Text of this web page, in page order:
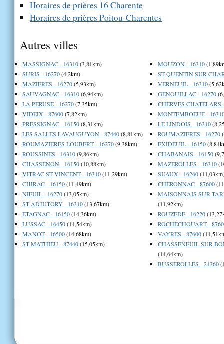
Horaires de prières 16 Charente
Horaires de prières Poitou-Charentes
Autres villes
MASSIGNAC - 16310(3,81km)
SURIS - 16270(4,2km)
MAZIERES - 16270(5,93km)
SAUVAGNAC - 16310(6,94km)
LA PERUSE - 16270(7,35km)
VIDEIX - 87600(7,82km)
PRESSIGNAC - 16150(8,31km)
LES SALLES LAVAUGUYON - 87440(8,81km)
ROUMAZIERES LOUBERT - 16270(9,38km)
ROUSSINES - 16310(9,86km)
CHASSENON - 16150(10,88km)
VITRAC ST VINCENT - 16310(11,29km)
CHIRAC - 16150(11,49km)
NIEUIL - 16270(13,05km)
ST ADJUTORY - 16310(13,67km)
ETAGNAC - 16150(14,36km)
LUSSAC - 16450(14,54km)
MANOT - 16500(14,68km)
ST MATHIEU - 87440(15,05km)
MOUZON - 16310
ST QUENTIN SUR
VERNEUIL - 16310
GENOUILLAC - 16270
CHERVES CHATELARS
MONTEMBOEUF -
LE LINDOIS - 16310
ROUMAZIERES - 16270
EXIDEUIL - 16150
CHABANAIS - 16150
MAZEROLLES - 16310
SUAUX - 16260
CHERONNAC - 87600
MAISONNAIS SUR
(11,92km)
ROUZEDE - 16220
ROCHECHOUART -
VAYRES - 87600
CHASSENEUIL SUR
(14,64km)
BUSSEROLLES - 24360